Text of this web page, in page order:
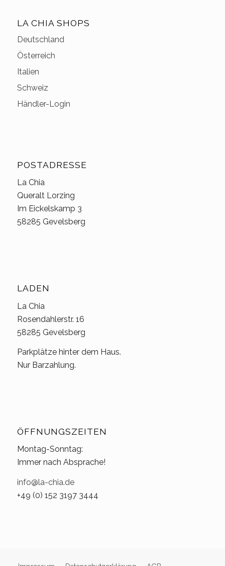
LA CHIA SHOPS
Deutschland
Österreich
Italien
Schweiz
Händler-Login
POSTADRESSE
La Chia
Queralt Lorzing
Im Eickelskamp 3
58285 Gevelsberg
LADEN
La Chia
Rosendahlerstr. 16
58285 Gevelsberg
Parkplätze hinter dem Haus.
Nur Barzahlung.
ÖFFNUNGSZEITEN
Montag-Sonntag:
Immer nach Absprache!
info@la-chia.de
+49 (0) 152 3197 3444